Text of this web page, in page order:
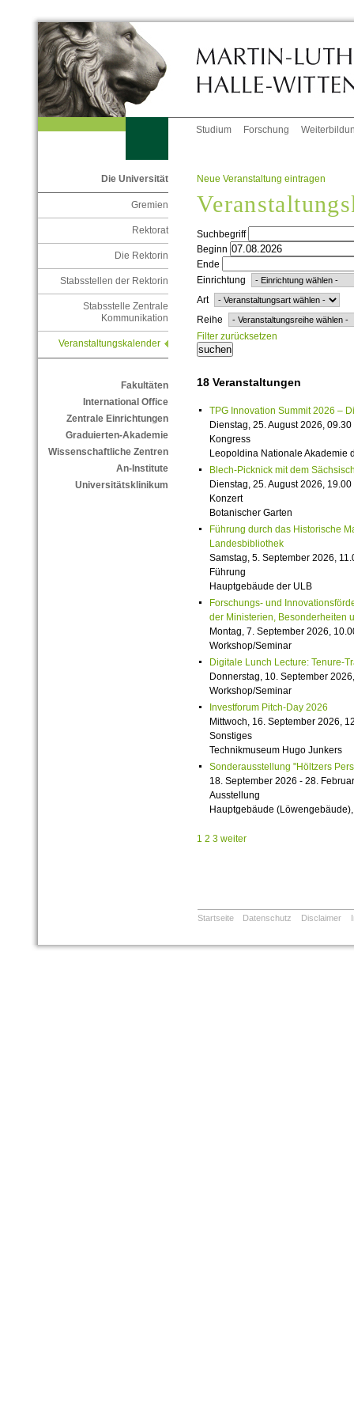
Studium Forschung
Die Universität
Gremien
Rektorat
Die Rektorin
Stabsstellen der Rektorin
Stabsstelle Zentrale
Kommunikation
Veranstaltungskalender
Fakultäten
International Office
Zentrale Einrichtungen
Graduierten-Akademie
Wissenschaftliche Zentren
An-Institute
Universitätsklinikum
Neue Veranstaltung eintragen
Suchbegriff
Beginn
Ende
Einrichtung
Art
Reihe
Filter zurücksetzen
18 Veranstaltungen
TPG Innovation Summit 2026 –
Dienstag, 25. August 2026,
Kongress
Leopoldina Nationale Akademie
Blech-Picknick mit dem
Dienstag, 25. August 2026,
Konzert
Botanischer Garten
Führung durch das Historische
Landesbibliothek
Samstag, 5. September 2026,
Führung
Hauptgebäude der ULB
Forschungs- und
der Ministerien, Besonderheiten
Montag, 7. September 2026,
Workshop/Seminar
Digitale Lunch Lecture: Tenure-
Donnerstag, 10. September
Workshop/Seminar
Investforum Pitch-Day 2026
Mittwoch, 16. September 2026,
Sonstiges
Technikmuseum Hugo Junkers
Sonderausstellung "Höltzers
18. September 2026 - 28.
Ausstellung
Hauptgebäude
1 2 3 weiter
Startseite Datenschutz Disclaimer